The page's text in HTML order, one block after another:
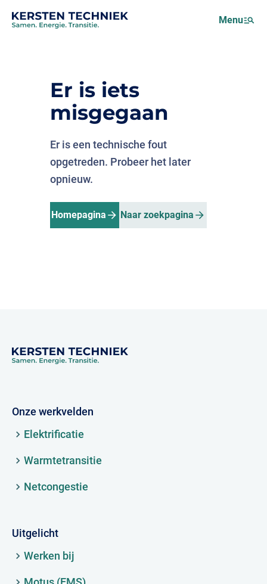
Over ons
Projecten
Menu
Er is iets
misgegaan
Er is een technische fout
opgetreden. Probeer het later
opnieuw.
Homepagina Naar zoekpagina
Onze werkvelden
Elektrificatie
Warmtetransitie
Netcongestie
Uitgelicht
Werken bij